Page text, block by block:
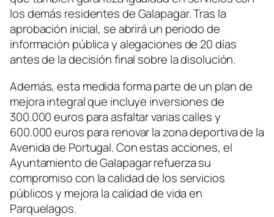
los demás residentes de Galapagar. Tras la
aprobación inicial, se abrirá un periodo de
información pública y alegaciones de 20 días
antes de la decisión final sobre la disolución.
Además, esta medida forma parte de un plan de
mejora integral que incluye inversiones de
300.000 euros para asfaltar varias calles y
600.000 euros para renovar la zona deportiva de la
Avenida de Portugal. Con estas acciones, el
Ayuntamiento de Galapagar refuerza su
compromiso con la calidad de los servicios
públicos y mejora la calidad de vida en
Parquelagos.